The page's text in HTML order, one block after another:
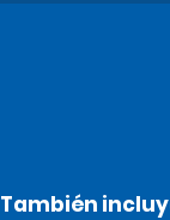
También